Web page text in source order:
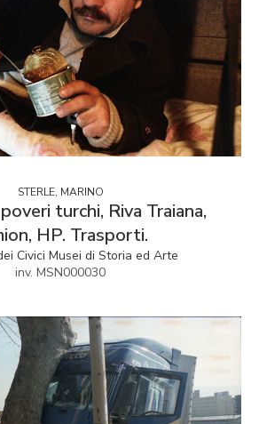
STERLE, MARINO
turchi, Riva Traiana,
HP. Trasporti.
Civici Musei di Storia ed Arte
inv. MSN000030